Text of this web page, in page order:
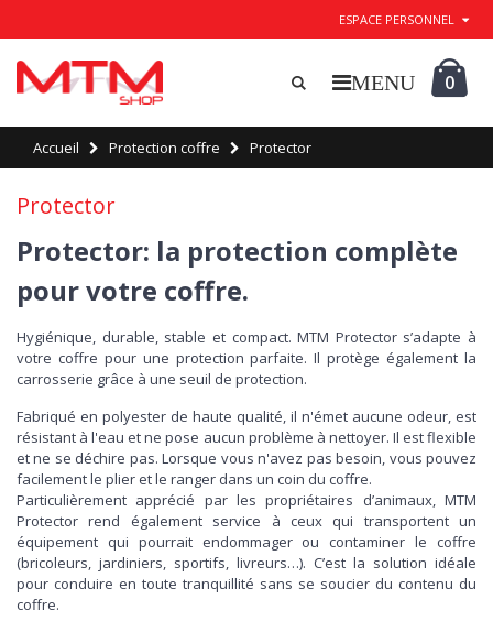
ESPACE PERSONNEL
0
Accueil Protection coffre Protector
Protector
Protector: la protection complète
pour votre coffre.
Hygiénique, durable, stable et compact. MTM Protector s’adapte à
votre coffre pour une protection parfaite. Il protège également la
carrosserie grâce à une seuil de protection.
Fabriqué en polyester de haute qualité, il n'émet aucune odeur, est
résistant à l'eau et ne pose aucun problème à nettoyer. Il est flexible
et ne se déchire pas. Lorsque vous n'avez pas besoin, vous pouvez
facilement le plier et le ranger dans un coin du coffre.
Particulièrement apprécié par les propriétaires d’animaux, MTM
Protector rend également service à ceux qui transportent un
équipement qui pourrait endommager ou contaminer le coffre
(bricoleurs, jardiniers, sportifs, livreurs…). C’est la solution idéale
pour conduire en toute tranquillité sans se soucier du contenu du
coffre.